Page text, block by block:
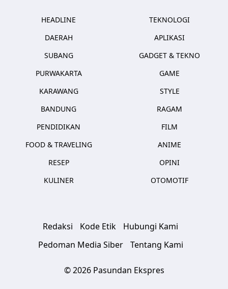
HEADLINE
DAERAH
SUBANG
PURWAKARTA
KARAWANG
BANDUNG
PENDIDIKAN
FOOD & TRAVELING
RESEP
KULINER
TEKNOLOGI
APLIKASI
GADGET & TEKNO
GAME
STYLE
RAGAM
FILM
ANIME
OPINI
OTOMOTIF
Redaksi Kode Etik
Hubungi Kami
Pedoman Media Siber
Tentang Kami
© 2026 Pasundan Ekspres